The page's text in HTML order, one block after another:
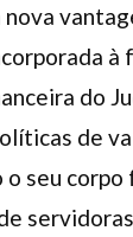
nova
à
do
de
o seu